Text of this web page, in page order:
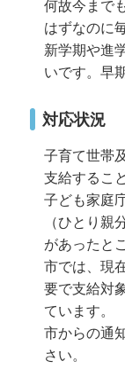
何故今まで
はずなのに
新学期や進
いです。早
対応状況
子育て世帯
支給するこ
子ども家庭
（ひとり親
があったと
市では、現
要で支給対
ています。
市からの通
さい。